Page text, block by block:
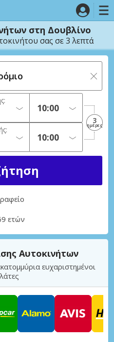
στη Δουβλίνο
σας σε 3 λεπτά
3
ημέρες
ετών
Αυτοκινήτων
ευχαριστημένοι